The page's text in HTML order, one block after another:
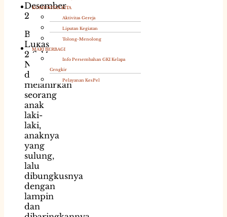
KOMUNITAS KITA
Aktivitas Gereja
Liputan Kegiatan
Tolong-Menolong
MARI BERBAGI
Info Persembahan GKI Kelapa
Cengkir
Pelayanan KesPel
Desember
2021
Bacaan:
Lukas
2:6-14
Nas:
dan ia
melahirkan
seorang
anak
laki-
laki,
anaknya
yang
sulung,
lalu
dibungkusnya
dengan
lampin
dan